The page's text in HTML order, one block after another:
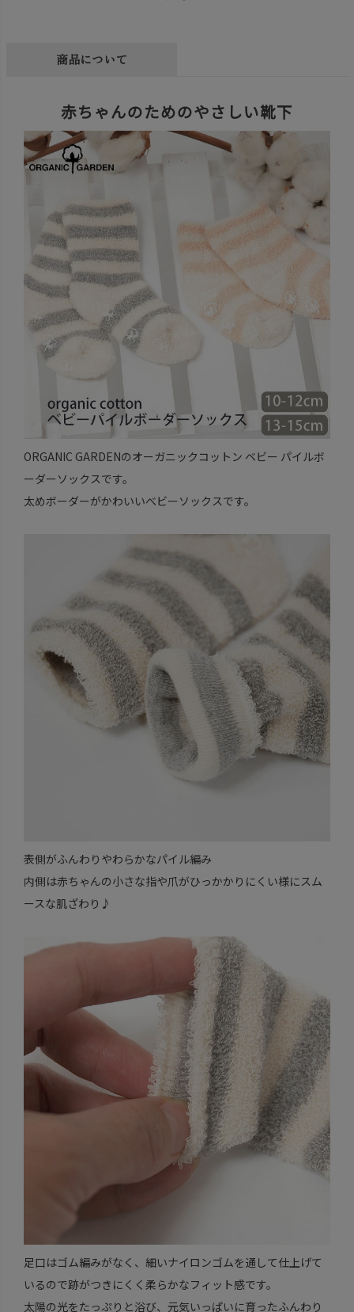
商品について
赤ちゃんのためのやさしい靴下
ORGANIC GARDENのオーガニックコットン ベビー パイルボ
ーダーソックスです。
太めボーダーがかわいいべビーソックスです。
表側がふんわりやわらかなパイル編み
内側は赤ちゃんの小さな指や爪がひっかかりにくい様にスム
ースな肌ざわり♪
足口はゴム編みがなく、細いナイロンゴムを通して仕上げて
いるので跡がつきにくく柔らかなフィット感です。
太陽の光をたっぷりと浴び、元気いっぱいに育ったふんわり